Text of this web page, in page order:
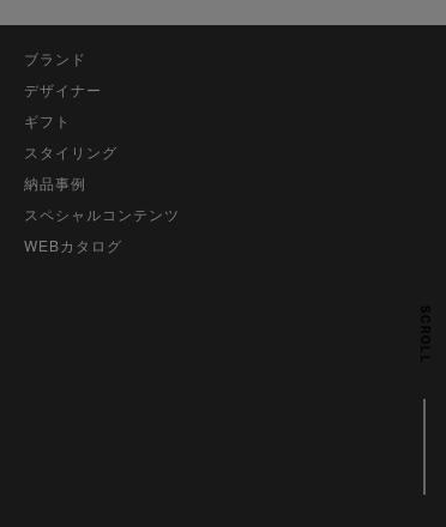
SCROLL
ブランド
デザイナー
ギフト
スタイリング
納品事例
スペシャルコンテンツ
WEBカタログ